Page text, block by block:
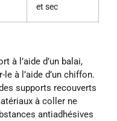
et sec
à l’aide d’un balai,
à l’aide d’un chif­fon.
sup­ports re­couverts
à coller ne
an­ti­ad­hés­ives